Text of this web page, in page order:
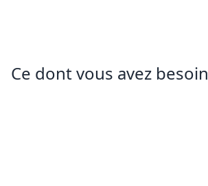
Ce dont vous avez besoin